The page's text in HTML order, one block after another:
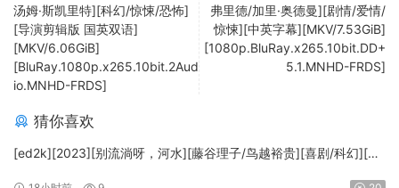
汤姆·斯凯里特][科幻/惊悚/恐怖]
[导演剪辑版 国英双语]
[MKV/6.06GiB]
[BluRay.1080p.x265.10bit.2Aud
io.MNHD-FRDS]
弗里德/加里·奥德曼][剧情/爱情/
惊悚][中英字幕][MKV/7.53GiB]
[1080p.BluRay.x265.10bit.DD+
5.1.MNHD-FRDS]
猜你喜欢
[ed2k][2023][别流淌呀，河水][藤谷理子/鸟越裕贵][喜剧/科幻][中